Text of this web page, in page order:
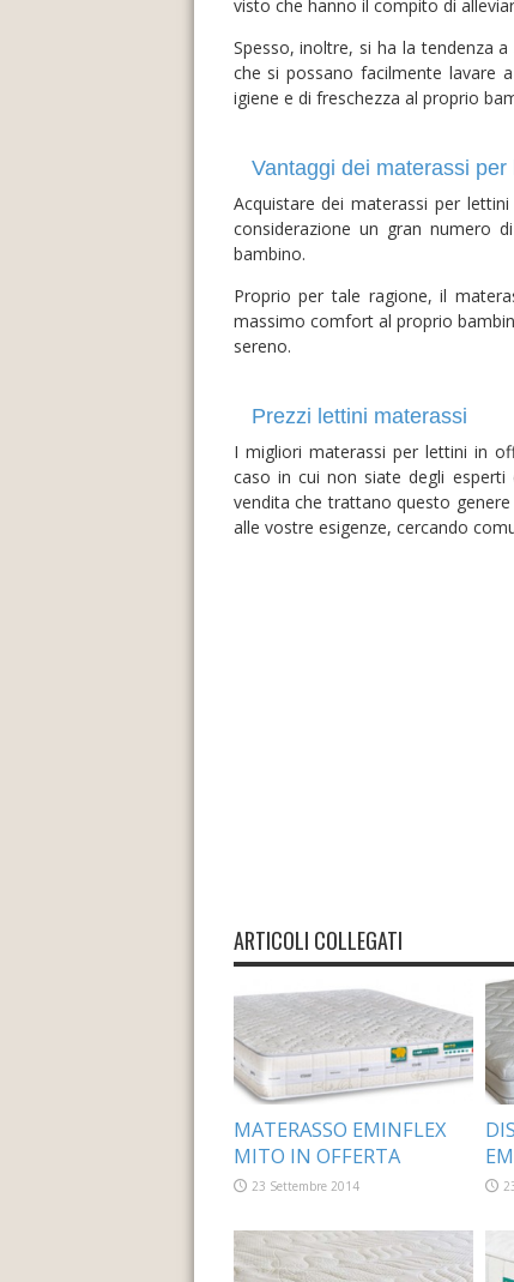
visto che hanno il compito di
Spesso, inoltre, si ha la tendenza
che si possano facilmente lavare
igiene e di freschezza al proprio
Vantaggi dei materassi per
Acquistare dei materassi per
considerazione un gran numero
bambino.
Proprio per tale ragione, il
massimo comfort al proprio
sereno.
Prezzi lettini materassi
I migliori materassi per lettini in
caso in cui non siate degli
vendita che trattano questo
alle vostre esigenze, cercando
ARTICOLI COLLEGATI
MATERASSO EMINFLEX
MITO IN OFFERTA
23 Settembre 2014